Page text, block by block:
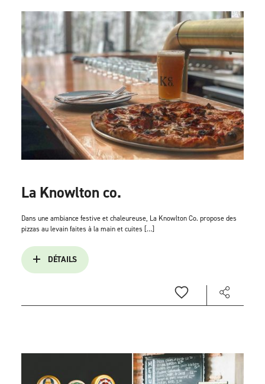
La Knowlton co.
Dans une ambiance festive et chaleureuse, La Knowlton Co. propose des
pizzas au levain faites à la main et cuites […]
DÉTAILS